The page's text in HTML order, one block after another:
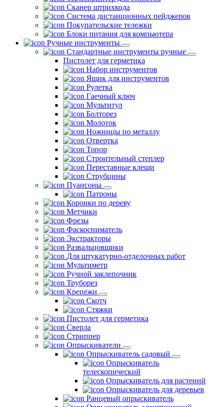
Сканер штрихкода
Система дистанционных пейджеров
Покупательские тележки
Блоки питания для компьютера
Ручные инструменты
Стандартные инструменты ручные
Пистолет для герметика
Набор инструментов
Ящик для инструментов
Рулетка
Гаечный ключ
Мультитул
Болторез
Молоток
Ножницы по металлу
Отвертка
Топор
Строительный степлер
Переставные клещи
Струбцины
Пуансоны
Патроны
Коронки по дереву
Метчики
Фрезы
Фаскосниматель
Экстракторы
Развальцовщики
Для штукатурно-отделочных работ
Мультиметр
Ручной заклепочник
Труборез
Крепежи
Скотч
Стяжки
Пистолет для герметика
Сверла
Стриппер
Опрыскиватели
Опрыскиватель садовый
Опрыскиватель
телескопический
Опрыскиватель для растений
Опрыскиватель для деревьев
Ранцевый опрыскиватель